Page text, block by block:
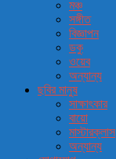
মঞ্চ
সঙ্গীত
বিজ্ঞাপন
ডকু
ওয়েব
অন্যান্য
ছবির মানুষ
সাক্ষাৎকার
বায়ো
মাস্টারক্লাস
অন্যান্য